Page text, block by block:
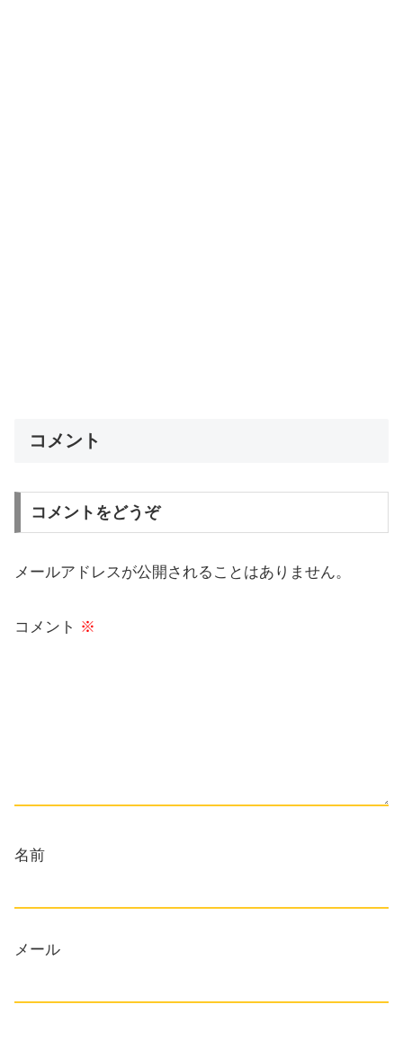
コメント
コメントをどうぞ
メールアドレスが公開されることはありません。
コメント ※
名前
メール